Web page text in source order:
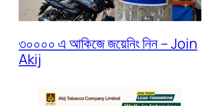
৩০০০০ এ আকিজে জয়েনিং নিন – Join
Akij